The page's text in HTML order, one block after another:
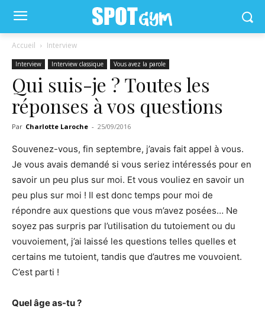
Accueil Interview
Interview Interview classique Vous avez la parole
Qui suis-je ? Toutes les
réponses à vos questions
Par Charlotte Laroche - 25/09/2016
Souvenez-vous, fin septembre, j’avais fait appel à vous.
Je vous avais demandé si vous seriez intéressés pour en
savoir un peu plus sur moi. Et vous vouliez en savoir un
peu plus sur moi ! Il est donc temps pour moi de
répondre aux questions que vous m’avez posées… Ne
soyez pas surpris par l’utilisation du tutoiement ou du
vouvoiement, j’ai laissé les questions telles quelles et
certains me tutoient, tandis que d’autres me vouvoient.
C’est parti !
Quel âge as-tu ?